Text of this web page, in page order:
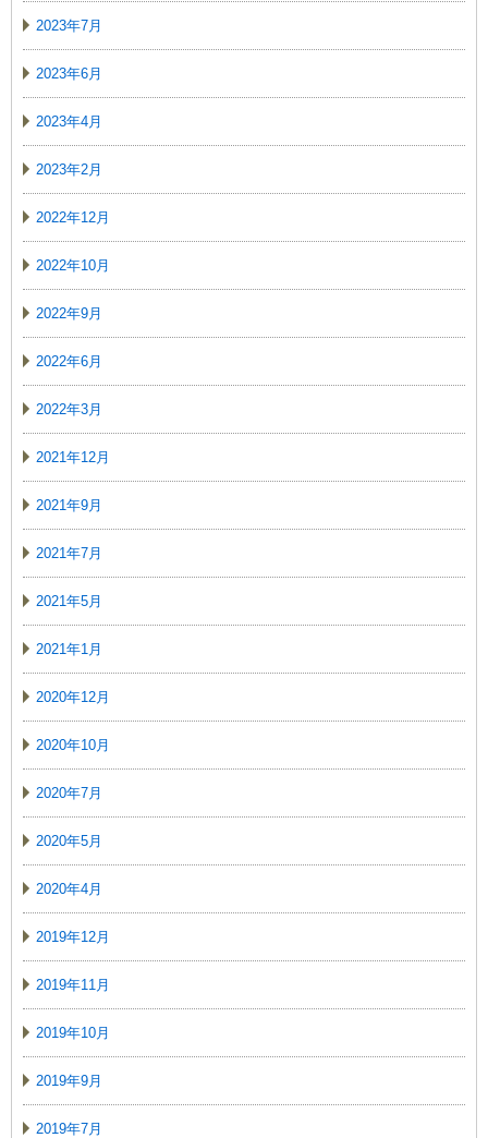
2023年7月
2023年6月
2023年4月
2023年2月
2022年12月
2022年10月
2022年9月
2022年6月
2022年3月
2021年12月
2021年9月
2021年7月
2021年5月
2021年1月
2020年12月
2020年10月
2020年7月
2020年5月
2020年4月
2019年12月
2019年11月
2019年10月
2019年9月
2019年7月